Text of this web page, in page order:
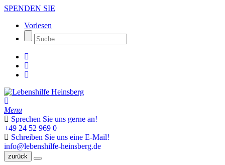
SPENDEN SIE
Vorlesen
Menu
Sprechen Sie uns gerne an!
+49 24 52 969 0
Schreiben Sie uns eine E-Mail!
info@lebenshilfe-heinsberg.de
zurück